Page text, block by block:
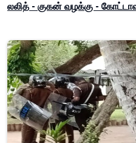
லலித் - குகன் வழக்கு -